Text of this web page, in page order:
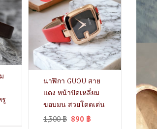
นาฬิกา GUOU สาย
แดง หน้าปัดเหลี่ยม
ขอบมน สวยโดดเด่น
1,300฿ 890 ฿